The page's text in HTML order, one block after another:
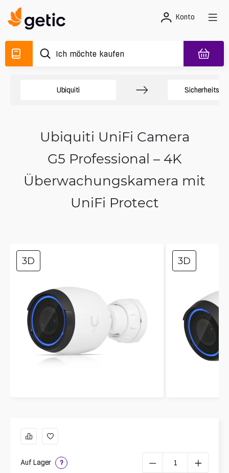
Konto
Ubiquiti
Ubiquiti UniFi Camera
G5 Professional – 4K
Überwachungskamera mit
UniFi Protect
3D 3D
Auf Lager ?